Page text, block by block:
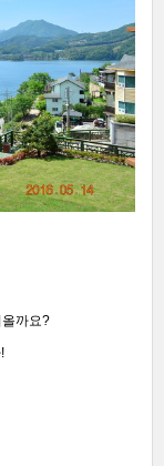
까요?